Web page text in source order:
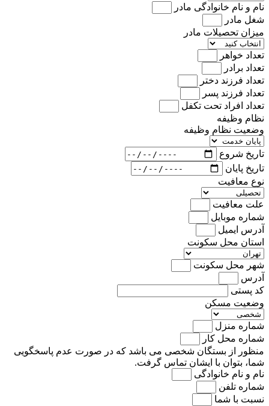
نام و نام خانوادگی مادر
شغل مادر
میزان تحصیلات مادر
تعداد خواهر
تعداد برادر
تعداد فرزند دختر
تعداد فرزند پسر
تعداد افراد تحت تکفل
نظام وظیفه
وضعیت نظام وظیفه
تاریخ شروع
تاریخ پایان
نوع معافیت
علت معافیت
شماره موبایل
آدرس ایمیل
استان محل سکونت
شهر محل سکونت
آدرس
کد پستی
وضعیت مسکن
شماره منزل
شماره محل کار
منظور از بستگان شخصی می باشد که در صورت عدم پاسخگویی
شما، بتوان با ایشان تماس گرفت.
نام و نام خانوادگی
شماره تلفن
نسبت با شما